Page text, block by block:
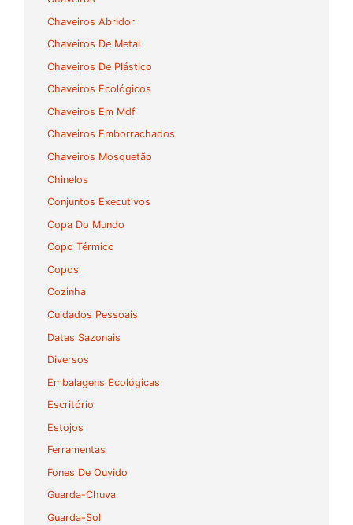
Chaveiros Abridor
Chaveiros De Metal
Chaveiros De Plástico
Chaveiros Ecológicos
Chaveiros Em Mdf
Chaveiros Emborrachados
Chaveiros Mosquetão
Chinelos
Conjuntos Executivos
Copa Do Mundo
Copo Térmico
Copos
Cozinha
Cuidados Pessoais
Datas Sazonais
Diversos
Embalagens Ecológicas
Escritório
Estojos
Ferramentas
Fones De Ouvido
Guarda-Chuva
Guarda-Sol